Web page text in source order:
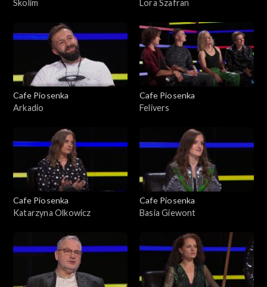
Skolim
Lora Szafran
Cafe Piosenka
Arkadio
Cafe Piosenka
Felivers
Cafe Piosenka
Katarzyna Olkowicz
Cafe Piosenka
Basia Giewont